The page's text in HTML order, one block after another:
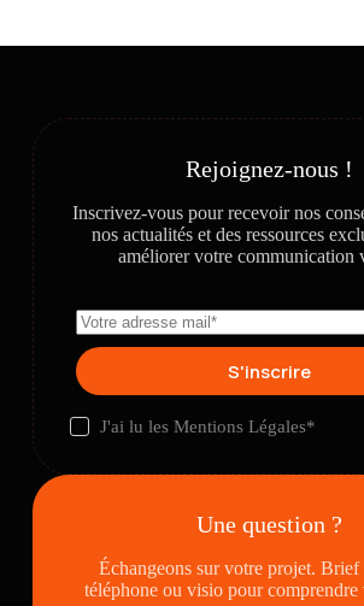
Rejoignez-nous !
Inscrivez-vous pour recevoir nos
nos actualités et des ressources
améliorer votre communication
S'inscrire
J'ai lu lesMentions Légales*
Une question ?
Échangeons sur votre projet. Brief
téléphone ou visio pour comprendre